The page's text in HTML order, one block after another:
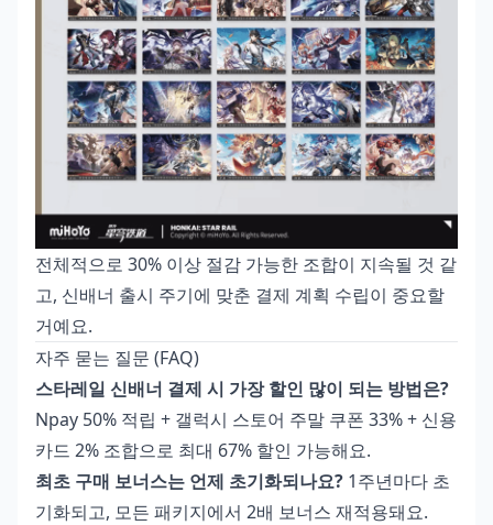
전체적으로 30% 이상 절감 가능한 조합이 지속될 것 같
고, 신배너 출시 주기에 맞춘 결제 계획 수립이 중요할
거예요.
자주 묻는 질문 (FAQ)
스타레일 신배너 결제 시 가장 할인 많이 되는 방법은?
Npay 50% 적립 + 갤럭시 스토어 주말 쿠폰 33% + 신용
카드 2% 조합으로 최대 67% 할인 가능해요.
최초 구매 보너스는 언제 초기화되나요? 1주년마다 초
기화되고, 모든 패키지에서 2배 보너스 재적용돼요.